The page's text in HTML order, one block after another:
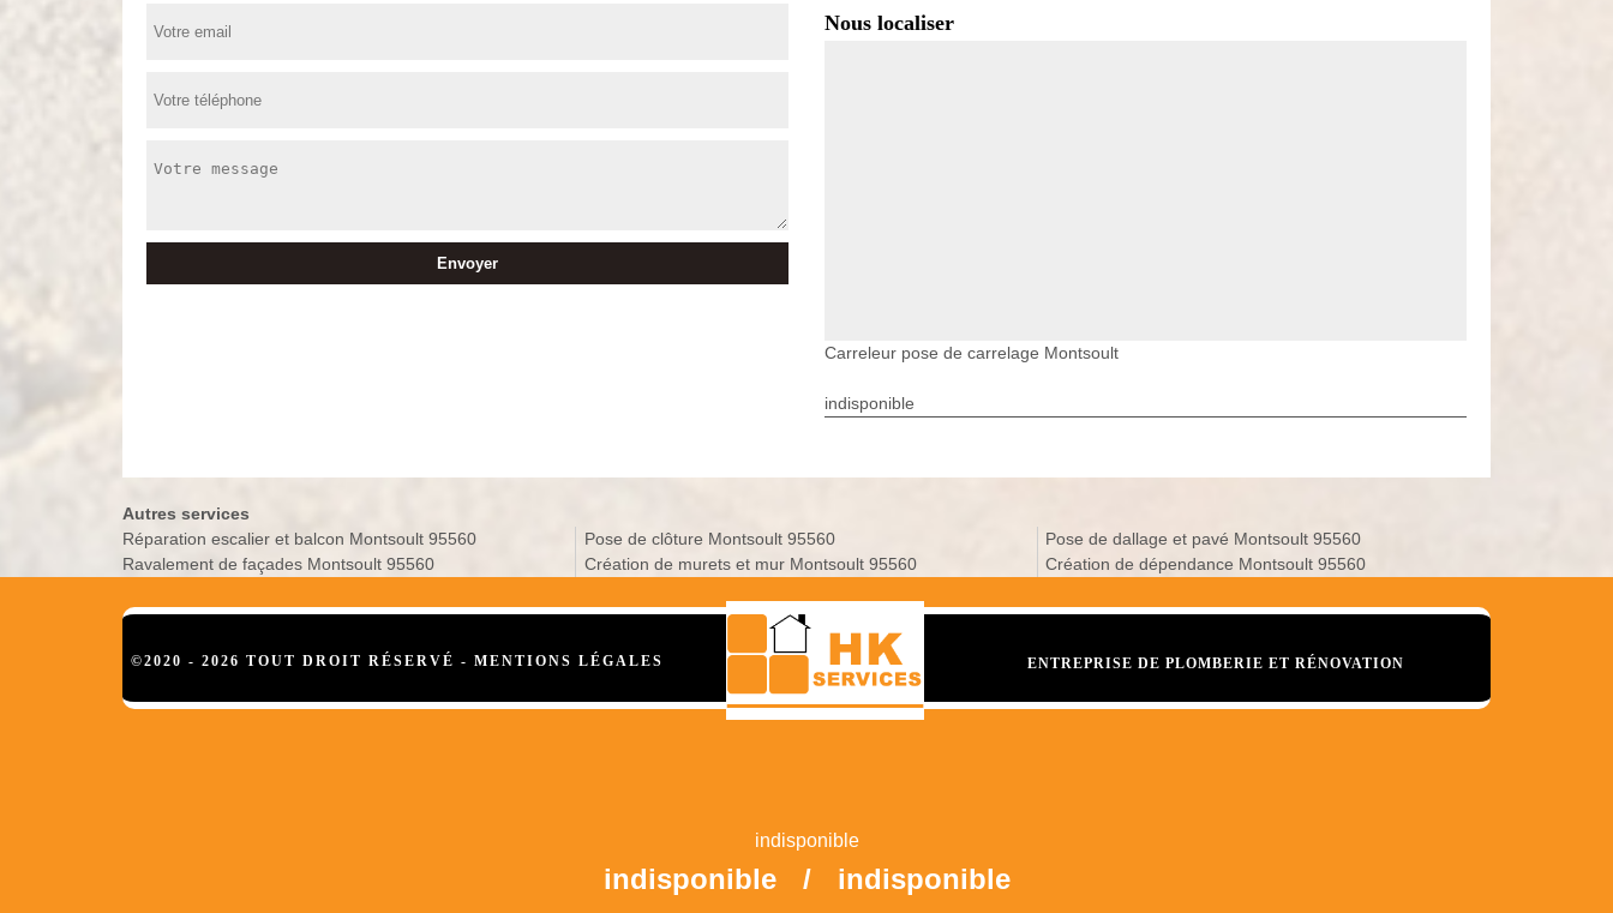
Nous localiser
Carreleur pose de carrelage Montsoult
indisponible
Autres services
Réparation escalier et balcon Montsoult 95560
Ravalement de façades Montsoult 95560
Pose de clôture Montsoult 95560
Création de murets et mur Montsoult 95560
Pose de dallage et pavé Montsoult 95560
Création de dépendance Montsoult 95560
©2020 - 2026 TOUT DROIT RÉSERVÉ - MENTIONS LÉGALES ENTREPRISE DE PLOMBERIE ET RÉNOVATION
indisponible
indisponible / indisponible